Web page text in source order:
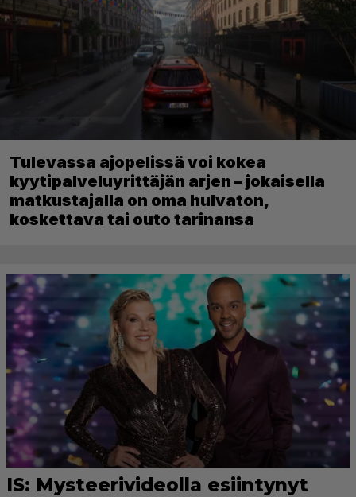
Tulevassa ajopelissä voi kokea
kyytipalveluyrittäjän arjen – jokaisella
matkustajalla on oma hulvaton,
koskettava tai outo tarinansa